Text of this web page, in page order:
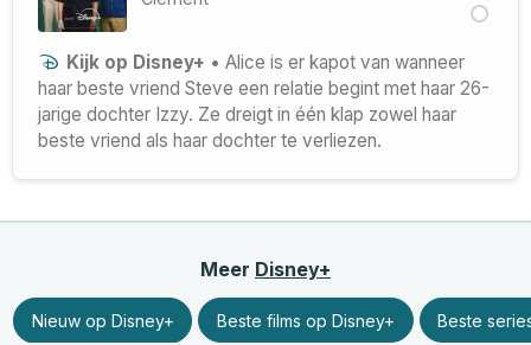
Kijk op Disney+ • Alice is er kapot van wanneer
haar beste vriend Steve een relatie begint met haar 26-
jarige dochter Izzy. Ze dreigt in één klap zowel haar
beste vriend als haar dochter te verliezen.
Meer Disney+
Nieuw op Disney+ Beste films op Disney+ Beste